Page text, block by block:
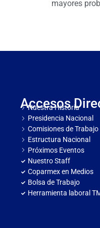
mayores
Accesos
Nuestra Historia
Presidencia Nacional
Comisiones de Trabajo
Estructura Nacional
Próximos Eventos
Nuestro Staff
Coparmex en Medios
Bolsa de Trabajo
Herramienta laboral